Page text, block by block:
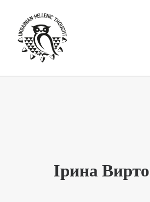
“ВІСНИК”/”ΑΓΓΕΛΙΑΦΌΡΟΣ”
Ірина